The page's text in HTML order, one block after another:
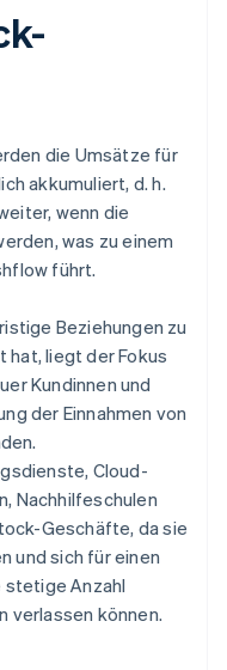
die Umsätze für
akkumuliert, d. h.
wenn die
was zu einem
führt.
Beziehungen zu
hat, liegt der Fokus
Kundinnen und
der Einnahmen von
Cloud-
Nachhilfeschulen
Geschäfte, da sie
und sich für einen
stetige Anzahl
verlassen können.